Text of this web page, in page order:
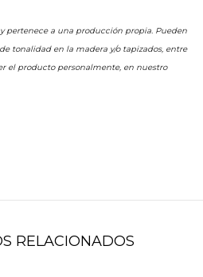
pertenece a una producción propia. Pueden
tonalidad en la madera y/o tapizados, entre
el producto personalmente, en nuestro
RELACIONADOS